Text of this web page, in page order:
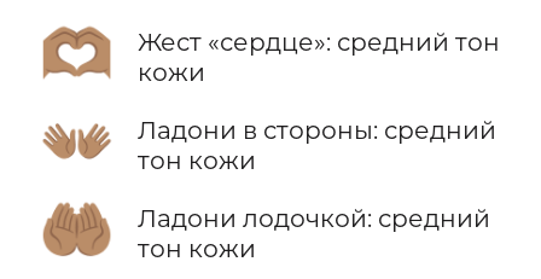
🫶🏽
Жест «сердце»: средний тон
кожи
👐🏽
Ладони в стороны: средний
тон кожи
🤲🏽
Ладони лодочкой: средний
тон кожи